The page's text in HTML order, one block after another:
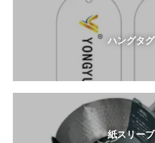
ハングタグ
紙スリーブ